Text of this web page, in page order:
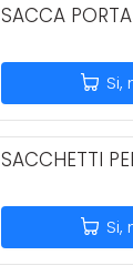
SACCA
Si,
SACCHETTI
Si,